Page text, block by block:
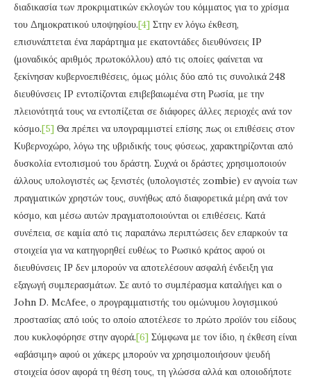
διαδικασία των προκριματικών εκλογών του κόμματος για το χρίσμα
του Δημοκρατικού υποψηφίου.[4] Στην εν λόγω έκθεση,
επισυνάπτεται ένα παράρτημα με εκατοντάδες διευθύνσεις IP
(μοναδικός αριθμός πρωτοκόλλου) από τις οποίες φαίνεται να
ξεκίνησαν κυβερνοεπιθέσεις, όμως μόλις δύο από τις συνολικά 248
διευθύνσεις ΙP εντοπίζονται επιβεβαιωμένα στη Ρωσία, με την
πλειονότητά τους να εντοπίζεται σε διάφορες άλλες περιοχές ανά τον
κόσμο.[5] Θα πρέπει να υπογραμμιστεί επίσης πως οι επιθέσεις στον
Κυβερνοχώρο, λόγω της υβριδικής τους φύσεως, χαρακτηρίζονται από
δυσκολία εντοπισμού του δράστη. Συχνά οι δράστες χρησιμοποιούν
άλλους υπολογιστές ως ξενιστές (υπολογιστές zombie) εν αγνοία των
πραγματικών χρηστών τους, συνήθως από διαφορετικά μέρη ανά τον
κόσμο, και μέσω αυτών πραγματοποιούνται οι επιθέσεις. Κατά
συνέπεια, σε καμία από τις παραπάνω περιπτώσεις δεν επαρκούν τα
στοιχεία για να κατηγορηθεί ευθέως το Ρωσικό κράτος αφού οι
διευθύνσεις ΙΡ δεν μπορούν να αποτελέσουν ασφαλή ένδειξη για
εξαγωγή συμπερασμάτων. Σε αυτό το συμπέρασμα καταλήγει και ο
John D. McAfee, ο προγραμματιστής του ομώνυμου λογισμικού
προστασίας από ιούς το οποίο αποτέλεσε το πρώτο προϊόν του είδους
που κυκλοφόρησε στην αγορά.[6] Σύμφωνα με τον ίδιο, η έκθεση είναι
«αβάσιμη» αφού οι χάκερς μπορούν να χρησιμοποιήσουν ψευδή
στοιχεία όσον αφορά τη θέση τους, τη γλώσσα αλλά και οποιοδήποτε